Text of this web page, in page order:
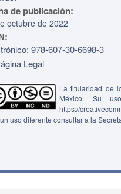
de publicación:
octubre de 2022
978-607-30-6698-3
Legal
La titularidad de
México. Su
https://
uso diferente consultar a la